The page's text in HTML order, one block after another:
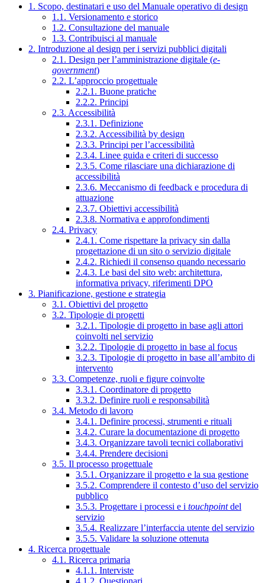
1. Scopo, destinatari e uso del Manuale operativo di design
1.1. Versionamento e storico
1.2. Consultazione del manuale
1.3. Contribuisci al manuale
2. Introduzione al design per i servizi pubblici digitali
2.1. Design per l’amministrazione digitale (e-
government)
2.2. L’approccio progettuale
2.2.1. Buone pratiche
2.2.2. Principi
2.3. Accessibilità
2.3.1. Definizione
2.3.2. Accessibilità by design
2.3.3. Principi per l’accessibilità
2.3.4. Linee guida e criteri di successo
2.3.5. Come rilasciare una dichiarazione di
accessibilità
2.3.6. Meccanismo di feedback e procedura di
attuazione
2.3.7. Obiettivi accessibilità
2.3.8. Normativa e approfondimenti
2.4. Privacy
2.4.1. Come rispettare la privacy sin dalla
progettazione di un sito o servizio digitale
2.4.2. Richiedi il consenso quando necessario
2.4.3. Le basi del sito web: architettura,
informativa privacy, riferimenti DPO
3. Pianificazione, gestione e strategia
3.1. Obiettivi del progetto
3.2. Tipologie di progetti
3.2.1. Tipologie di progetto in base agli attori
coinvolti nel servizio
3.2.2. Tipologie di progetto in base al focus
3.2.3. Tipologie di progetto in base all’ambito di
intervento
3.3. Competenze, ruoli e figure coinvolte
3.3.1. Coordinatore di progetto
3.3.2. Definire ruoli e responsabilità
3.4. Metodo di lavoro
3.4.1. Definire processi, strumenti e rituali
3.4.2. Curare la documentazione di progetto
3.4.3. Organizzare tavoli tecnici collaborativi
3.4.4. Prendere decisioni
3.5. Il processo progettuale
3.5.1. Organizzare il progetto e la sua gestione
3.5.2. Comprendere il contesto d’uso del servizio
pubblico
3.5.3. Progettare i processi e i touchpointdel
servizio
3.5.4. Realizzare l’interfaccia utente del servizio
3.5.5. Validare la soluzione ottenuta
4. Ricerca progettuale
4.1. Ricerca primaria
4.1.1. Interviste
4.1.2. Questionari